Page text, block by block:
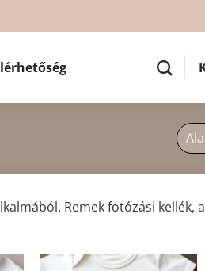
Remek fotózási kellék,